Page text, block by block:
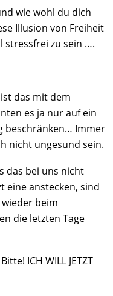
wie wohl du dich
Illusion von Freiheit
stressfrei zu sein ….
das mit dem
es ja nur auf ein
beschränken… Immer
nicht ungesund sein.
das bei uns nicht
eine anstecken, sind
beim
die letzten Tage
ICH WILL JETZT